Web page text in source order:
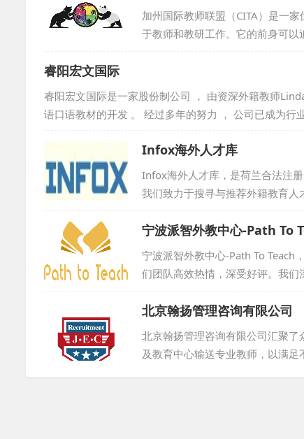
际职业发展规划，德快信都能凭
客户实现国际化的人才发展战略。
加州国际教师联盟（CITA）是一
于教师和教研工作。它的前身可
美国教师团体创建的Camp China
务，致力于推动国际教育的交流与
睿阳宏文国际
睿阳宏文国际是一家股份制公司 ， 由资深外籍教师
语口语教材的开发 。 经过多年的努力 ， 公司已成为行
立学校 、 贵族学校和培训机构提供了优质的口语教师
于提供高素质的口语教师 。 2011年 ， 公司自主研发
Infox海外人才库
Infox海外人才库，是荷兰合法注
我们致力于搜寻与推荐外籍教育
体。无论是经验丰富的教育专家
我们根据用人单位的特定需求，精
宁波派智外教中心-Path To
宁波派智外教中心-Path To Teach
们团队高效热情，深受好评。我
家国外专业机构合作。外教资源
换，并提供专业支持。期待与您合
北京翰扬管理咨询有限公司
北京翰扬管理咨询有限公司汇聚
及教育中心输送专业教师，以满